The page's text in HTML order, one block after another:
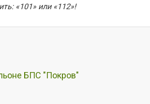
«101» или «112»!
БПС "Покров"